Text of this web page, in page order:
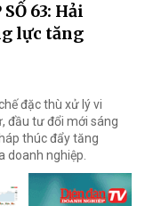
63: Hải
lực tăng
đặc thù xử lý vi
đầu tư đổi mới sáng
thúc đẩy tăng
doanh nghiệp.